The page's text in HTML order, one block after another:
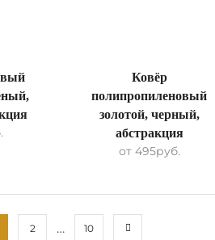
Ковёр
полипропиленовый
золотой, черный,
абстракция
от 495руб.
2 … 10